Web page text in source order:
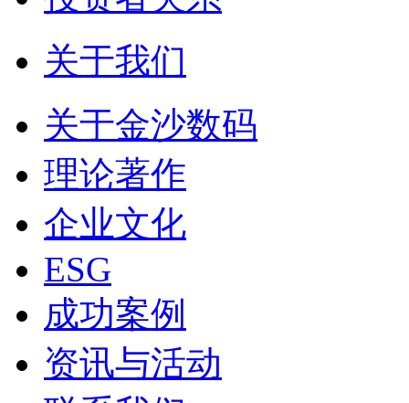
关于我们
关于金沙数码
理论著作
企业文化
ESG
成功案例
资讯与活动